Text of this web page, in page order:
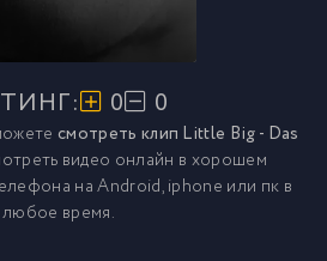
0 0
смотреть клип Little Big - Das
видео онлайн в хорошем
на Android, iphone или пк в
любое время.